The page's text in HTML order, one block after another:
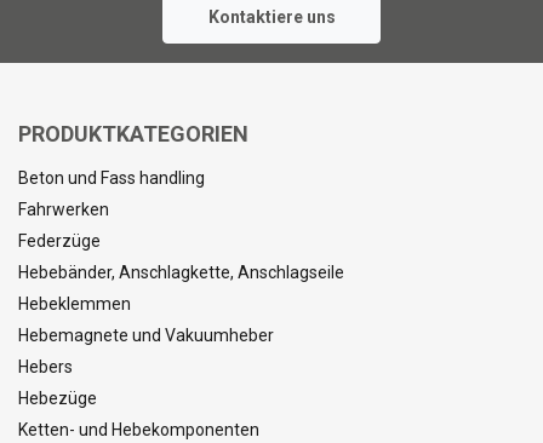
Kontaktiere uns
PRODUKTKATEGORIEN
Beton und Fass handling
Fahrwerken
Federzüge
Hebebänder, Anschlagkette, Anschlagseile
Hebeklemmen
Hebemagnete und Vakuumheber
Hebers
Hebezüge
Ketten- und Hebekomponenten